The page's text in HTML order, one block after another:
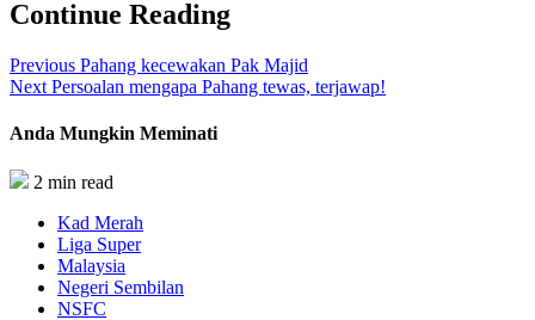
Continue Reading
Previous Pahang kecewakan Pak Majid
Next Persoalan mengapa Pahang tewas, terjawap!
Anda Mungkin Meminati
2 min read
Kad Merah
Liga Super
Malaysia
Negeri Sembilan
NSFC